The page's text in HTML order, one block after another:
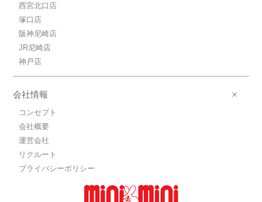
西宮北口店
塚口店
阪神尼崎店
JR尼崎店
神戸店
会社情報
コンセプト
会社概要
運営会社
リクルート
プライバシーポリシー